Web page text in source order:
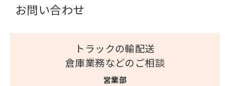
お問い合わせ
トラックの輸配送
倉庫業務などのご相談
営業部